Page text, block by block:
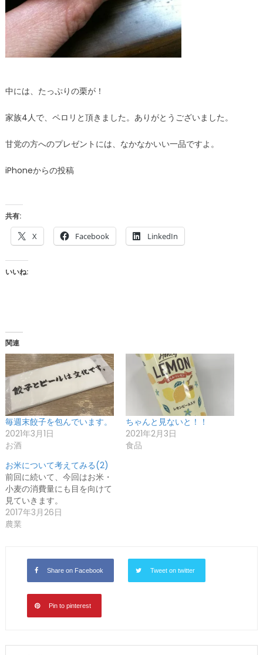
中には、たっぷりの栗が！
家族4人で、ペロリと頂きました。ありがとうございました。
甘党の方へのプレゼントには、なかなかいい一品ですよ。
iPhoneからの投稿
共有:
X Facebook LinkedIn
いいね:
関連
毎週末餃子を包んでいます。
2021年3月1日
お酒
ちゃんと見ないと！！
2021年2月3日
食品
お米について考えてみる(2)
前回に続いて、今回はお米・
小麦の消費量にも目を向けて
見ていきます。
2017年3月26日
農業
Share on Facebook Tweet on twitter
Pin to pinterest